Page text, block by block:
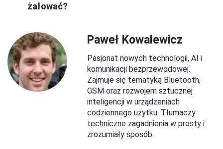
żałować?
Paweł Kowalewicz
Pasjonat nowych technologii, AI i
komunikacji bezprzewodowej.
Zajmuje się tematyką Bluetooth,
GSM oraz rozwojem sztucznej
inteligencji w urządzeniach
codziennego użytku. Tłumaczy
techniczne zagadnienia w prosty i
zrozumiały sposób.